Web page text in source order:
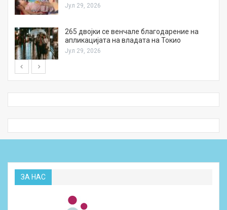
Јул 29, 2026
265 двојки се венчале благодарение на
апликацијата на владата на Токио
Јул 29, 2026
ЗА НАС